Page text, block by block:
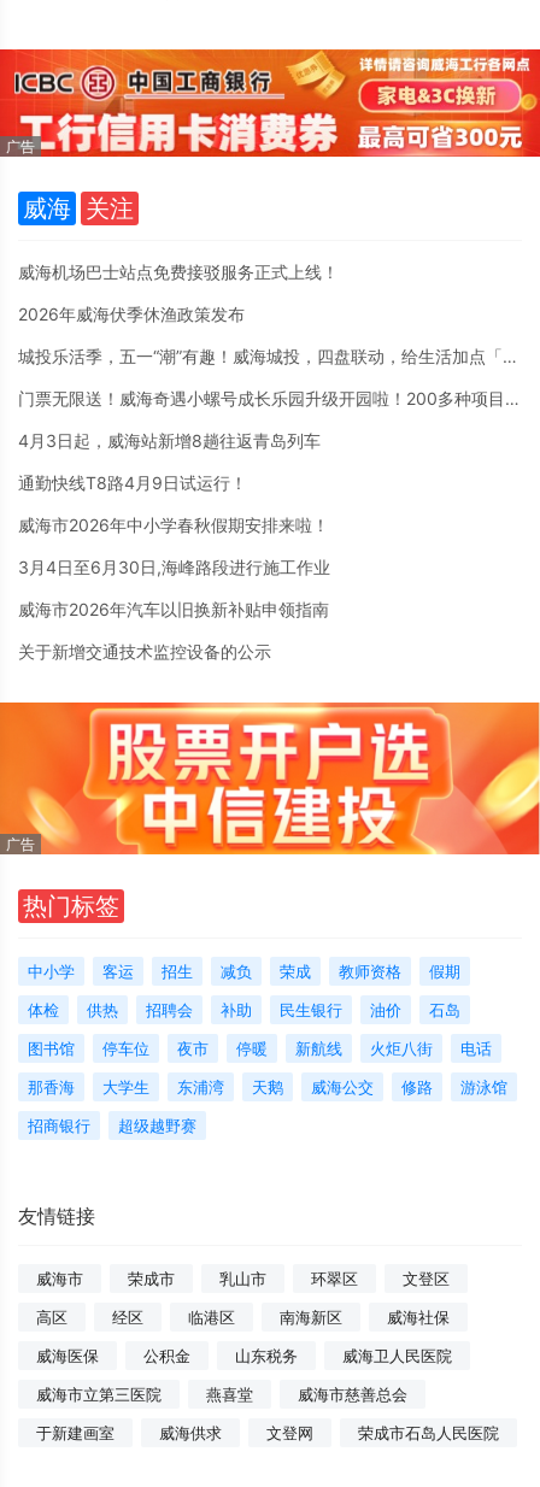
威海 关注
威海机场巴士站点免费接驳服务正式上线！
2026年威海伏季休渔政策发布
城投乐活季，五一“潮”有趣！威海城投，四盘联动，给生活加点「乐」。
门票无限送！威海奇遇小螺号成长乐园升级开园啦！200多种项目4月30日至5月7日盛大迎客！
4月3日起，威海站新增8趟往返青岛列车
通勤快线T8路4月9日试运行！
威海市2026年中小学春秋假期安排来啦！
3月4日至6月30日,海峰路段进行施工作业
威海市2026年汽车以旧换新补贴申领指南
关于新增交通技术监控设备的公示
热门标签
中小学 客运 招生 减负 荣成 教师资格
假期
体检
供热 招聘会 补助 民生银行 油价
石岛
图书馆
停车位 夜市 停暖 新航线 火炬八街
电话
那香海
大学生 东浦湾 天鹅 威海公交 修路
游泳馆
招商银行
超级越野赛
友情链接
威海市 荣成市 乳山市 环翠区
文登区
高区
经区 临港区 南海新区
威海社保
威海医保
公积金 山东税务
威海卫人民医院
威海市立第三医院
燕喜堂
威海市慈善总会
于新建画室
威海供求 文登网 荣成市石岛人民医院